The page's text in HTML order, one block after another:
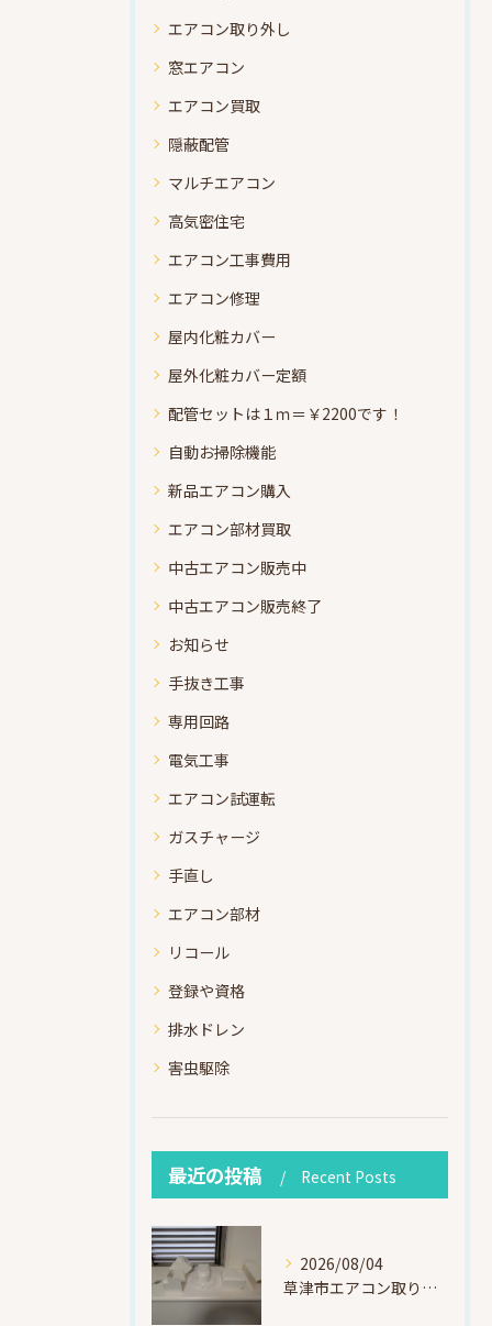
エアコン取り外し
窓エアコン
エアコン買取
隠蔽配管
マルチエアコン
高気密住宅
エアコン工事費用
エアコン修理
屋内化粧カバー
屋外化粧カバー定額
配管セットは１ｍ＝￥2200です！
自動お掃除機能
新品エアコン購入
エアコン部材買取
中古エアコン販売中
中古エアコン販売終了
お知らせ
手抜き工事
専用回路
電気工事
エアコン試運転
ガスチャージ
手直し
エアコン部材
リコール
登録や資格
排水ドレン
害虫駆除
最近の投稿 Recent Posts
2026/08/04
草津市エアコン取り付け｜お客様取り外し済・化粧カバー再利用（ダイキン S225ATES・アウルコート草津）